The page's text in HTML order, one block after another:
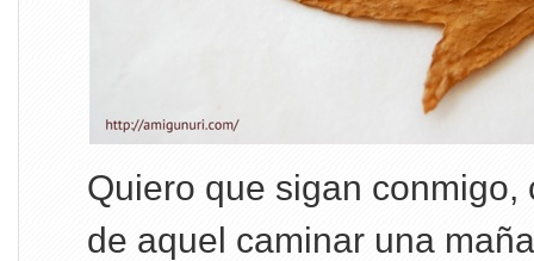
Quiero que sigan conmigo,
de aquel caminar una